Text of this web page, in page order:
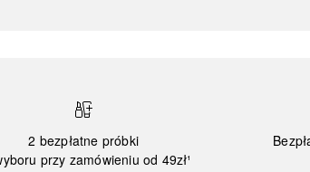
2 bezpłatne próbki
przy zamówieniu od 49zł¹